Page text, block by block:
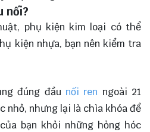
nối?
phụ kiện kim loại có thể
kiện nhựa, bạn nên kiểm tra
đúng đầu nối ren ngoài 21
nhỏ, nhưng lại là chìa khóa để
bạn khỏi những hỏng hóc